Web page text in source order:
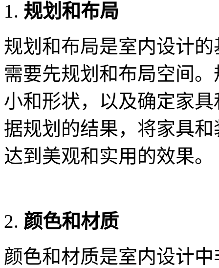
规划和布局
规划和布局是室内设计
需要先规划和布局空间
小和形状，以及确定家
据规划的结果，将家具
达到美观和实用的效果。
颜色和材质
颜色和材质是室内设计